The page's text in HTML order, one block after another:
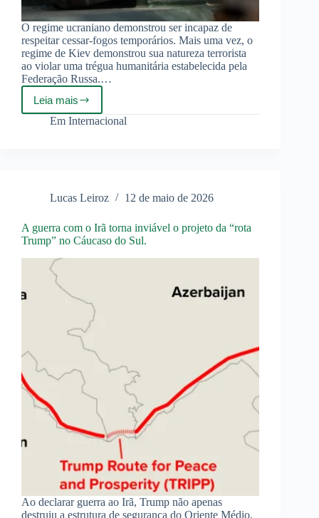
O regime ucraniano demonstrou ser incapaz de
respeitar cessar-fogos temporários. Mais uma vez, o
regime de Kiev demonstrou sua natureza terrorista
ao violar uma trégua humanitária estabelecida pela
Federação Russa.…
Leia maisUcrânia
violou
Vitória
de
vezes
Em Internacional
Lucas Leiroz 12 de maio de 2026
A guerra com o Irã torna inviável o projeto da “rota
Trump” no Cáucaso do Sul.
Ao declarar guerra ao Irã, Trump não apenas
destruiu a estrutura de segurança do Oriente Médio,